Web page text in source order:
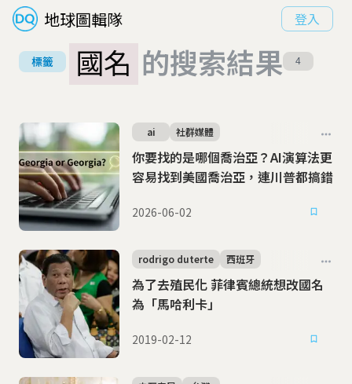
地球圖輯隊 登入
標籤 國名 的搜索結果 4
你要找的是哪個喬治亞？AI演算法更
容易找到美國喬治亞，連川普都搞錯
ai 社群媒體
2026-06-02
為了去殖民化 菲律賓總統想改國名
為「馬哈利卡」
rodrigo duterte 西班牙
2019-02-12